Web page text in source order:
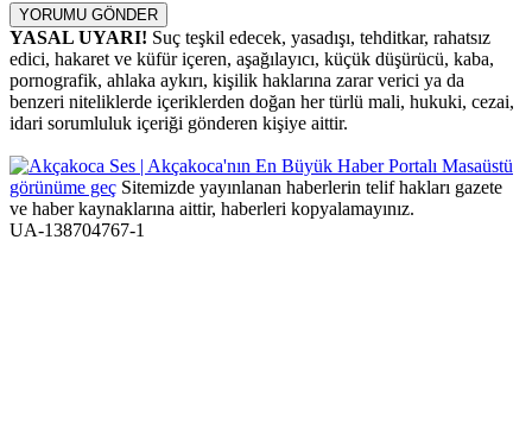
YORUMU GÖNDER
YASAL UYARI! Suç teşkil edecek, yasadışı, tehditkar, rahatsız
edici, hakaret ve küfür içeren, aşağılayıcı, küçük düşürücü, kaba,
pornografik, ahlaka aykırı, kişilik haklarına zarar verici ya da
benzeri niteliklerde içeriklerden doğan her türlü mali, hukuki, cezai,
idari sorumluluk içeriği gönderen kişiye aittir.
Masaüstü
görünüme geç Sitemizde yayınlanan haberlerin telif hakları gazete
ve haber kaynaklarına aittir, haberleri kopyalamayınız.
UA-138704767-1